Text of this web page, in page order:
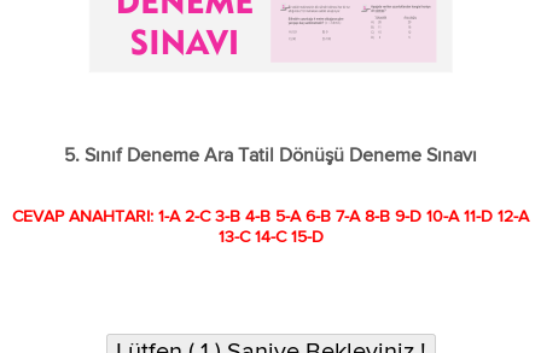
5. Sınıf Deneme Ara Tatil Dönüşü Deneme Sınavı
CEVAP ANAHTARI: 1-A 2-C 3-B 4-B 5-A 6-B 7-A 8-B 9-D 10-A 11-D 12-A
13-C 14-C 15-D